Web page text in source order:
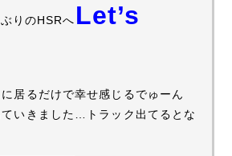
りのHSRへ Let’s
居るだけで幸せ感じるでゅーん
いきました…トラック出てるとな